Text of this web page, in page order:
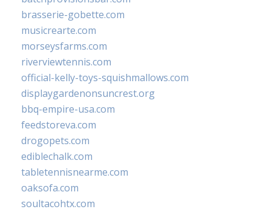
brasserie-gobette.com
musicrearte.com
morseysfarms.com
riverviewtennis.com
official-kelly-toys-squishmallows.com
displaygardenonsuncrest.org
bbq-empire-usa.com
feedstoreva.com
drogopets.com
ediblechalk.com
tabletennisnearme.com
oaksofa.com
soultacohtx.com